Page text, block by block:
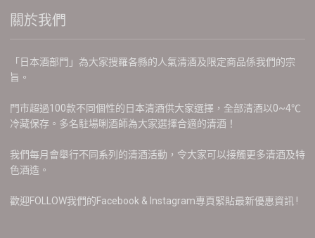
關於我們
「日本酒部門」為大家搜羅各縣的人氣清酒及限定商品係我們的宗
旨。
門市超過100款不同個性的日本清酒供大家選擇，全部清酒以0~4℃
冷藏保存。多名駐場唎酒師為大家選擇合適的清酒！
我們每月會舉行不同系列的清酒活動，令大家可以接觸更多清酒及特
色酒造。
歡迎FOLLOW我們的Facebook & Instagram專頁緊貼最新優惠資訊 !